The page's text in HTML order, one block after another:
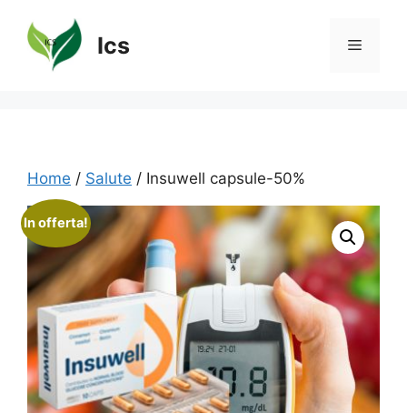
contenuto
Ics Menu
Home / Salute / Insuwell capsule-50%
In offerta!